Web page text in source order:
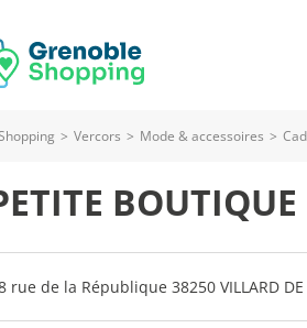
> Vercors > Mode & accessoires >
BOUTIQUE
rue de la République 38250 VILLARD DE